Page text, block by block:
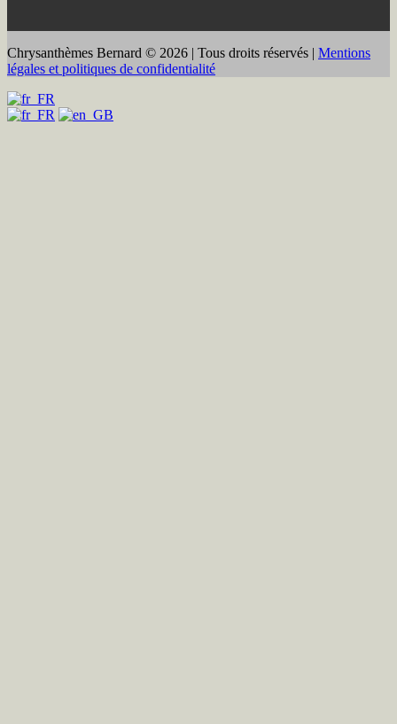
Chrysanthèmes Bernard © 2026 | Tous droits réservés | Mentions
légales et politiques de confidentialité